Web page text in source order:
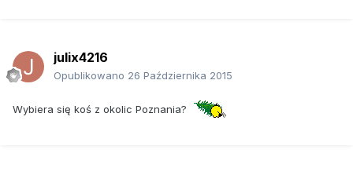
julix4216
Opublikowano 26 Października 2015
Wybiera się koś z okolic Poznania?